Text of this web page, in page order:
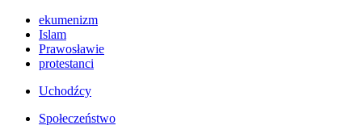
ekumenizm
Islam
Prawosławie
protestanci
Uchodźcy
Społeczeństwo